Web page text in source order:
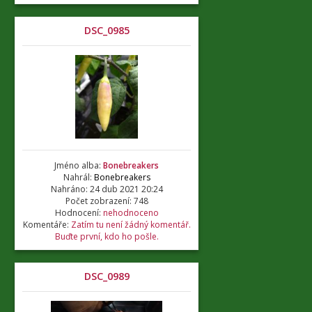
DSC_0985
Jméno alba: Bonebreakers
Nahrál: Bonebreakers
Nahráno: 24 dub 2021 20:24
Počet zobrazení: 748
Hodnocení: nehodnoceno
Komentáře: Zatím tu není žádný komentář.
Buďte první, kdo ho pošle.
DSC_0989